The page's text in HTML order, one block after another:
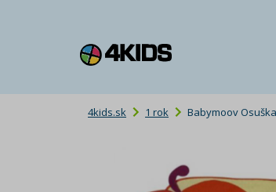
4kids.sk 1 rok Babymoov